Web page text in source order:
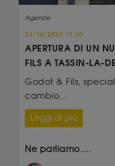
Agenzie
23/10/2023 11:30
APERTURA DI UN
FILS A TASSIN-LA-
Godot & Fils,
cambio...
Leggi di più
Ne parliamo….